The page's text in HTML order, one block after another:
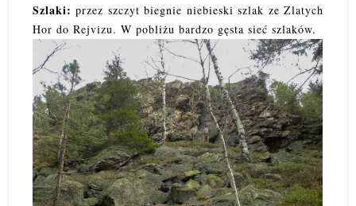
Szlaki: przez szczyt biegnie niebieski szlak ze Zlatych
Hor do Rejvizu. W pobliżu bardzo gęsta sieć szlaków.